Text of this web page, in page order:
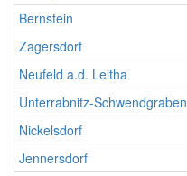
Bernstein
Zagersdorf
Neufeld a.d. Leitha
Unterrabnitz-Schwendgraben
Nickelsdorf
Jennersdorf